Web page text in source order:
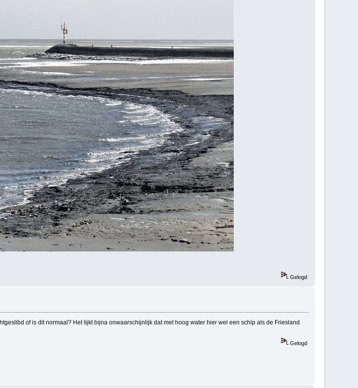
Gelogd
of is dit normaal? Het lijkt bijna onwaarschijnlijk dat met hoog water hier wel een schip als de Friesland
Gelogd